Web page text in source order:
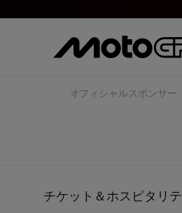
オフィシャルスポンサー
チケット＆ホスピタリテ